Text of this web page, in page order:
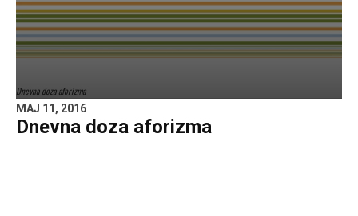
Dnevna doza aforizma
MAJ 11, 2016
Dnevna doza aforizma